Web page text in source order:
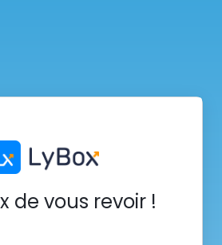
de vous revoir !